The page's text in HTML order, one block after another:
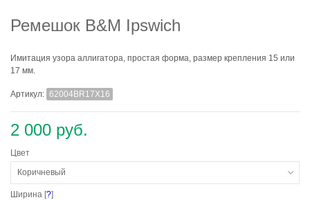
Ремешок B&M Ipswich
Имитация узора аллигатора, простая форма, размер крепления 15 или
17 мм.
Артикул: 62004BR17X16
2 000 руб.
Цвет
Коричневый
Ширина [?]